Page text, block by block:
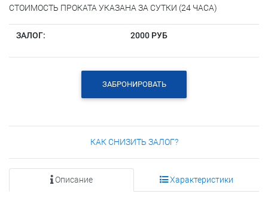
СТОИМОСТЬ ПРОКАТА УКАЗАНА ЗА СУТКИ (24 ЧАСА)
ЗАЛОГ: 2000 РУБ
ЗАБРОНИРОВАТЬ
КАК СНИЗИТЬ ЗАЛОГ?
Описание Характеристики